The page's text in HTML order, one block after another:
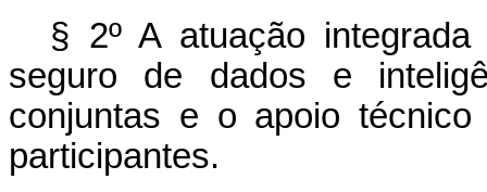
§ 2º A atuação integrada
seguro de dados e
conjuntas e o apoio
participantes.